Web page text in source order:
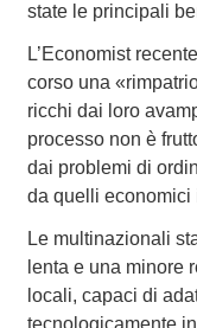
state le principali
L’Economist
corso una
ricchi dai loro
processo non è
dai problemi di
da quelli economici
Le multinazionali
lenta e una minore
locali, capaci di